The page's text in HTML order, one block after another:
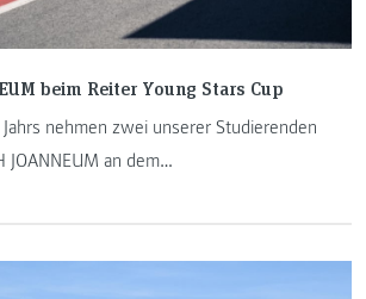
beim Reiter Young Stars Cup
nehmen zwei unserer Studierenden
JOANNEUM an dem
jeweils einen KTM X-Bow